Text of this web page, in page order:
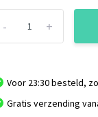
+
-
Voor 23:30 besteld,
Gratis verzending